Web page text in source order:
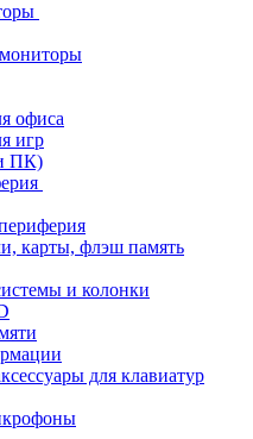
офиса
игр
ПК)
карты, флэш память
и колонки
для клавиатур